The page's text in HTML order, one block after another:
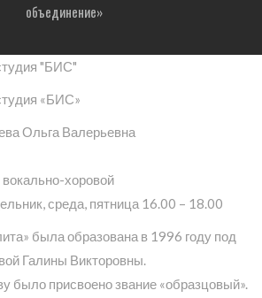
объединение»
"БИС"
«БИС»
Ольга Валерьевна
хоровой
среда, пятница 16.00 – 18.00
была образована в 1996 году под
Галины Викторовны.
было присвоено звание «образцовый».